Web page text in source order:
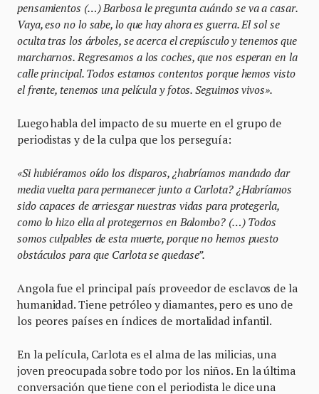
pensamientos (…) Barbosa le pregunta cuándo se va a casar.
Vaya, eso no lo sabe, lo que hay ahora es guerra. El sol se
oculta tras los árboles, se acerca el crepúsculo y tenemos que
marcharnos. Regresamos a los coches, que nos esperan en la
calle principal. Todos estamos contentos porque hemos visto
el frente, tenemos una película y fotos. Seguimos vivos».
Luego habla del impacto de su muerte en el grupo de
periodistas y de la culpa que los perseguía:
«Si hubiéramos oído los disparos, ¿habríamos mandado dar
media vuelta para permanecer junto a Carlota? ¿Habríamos
sido capaces de arriesgar nuestras vidas para protegerla,
como lo hizo ella al protegernos en Balombo? (…) Todos
somos culpables de esta muerte, porque no hemos puesto
obstáculos para que Carlota se quedase”.
Angola fue el principal país proveedor de esclavos de la
humanidad. Tiene petróleo y diamantes, pero es uno de
los peores países en índices de mortalidad infantil.
En la película, Carlota es el alma de las milicias, una
joven preocupada sobre todo por los niños. En la última
conversación que tiene con el periodista le dice una